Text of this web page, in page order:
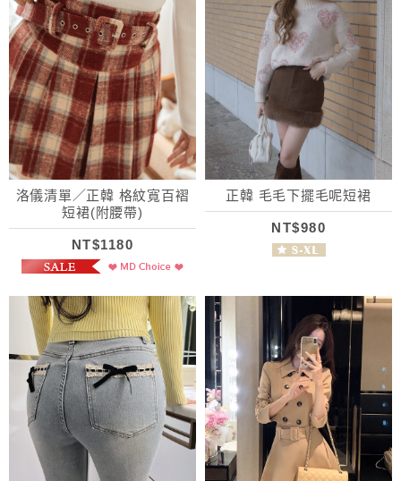
洛儀清單／正韓 格紋寬百褶
短裙(附腰帶)
NT$1180
正韓 毛毛下擺毛呢短裙
NT$980